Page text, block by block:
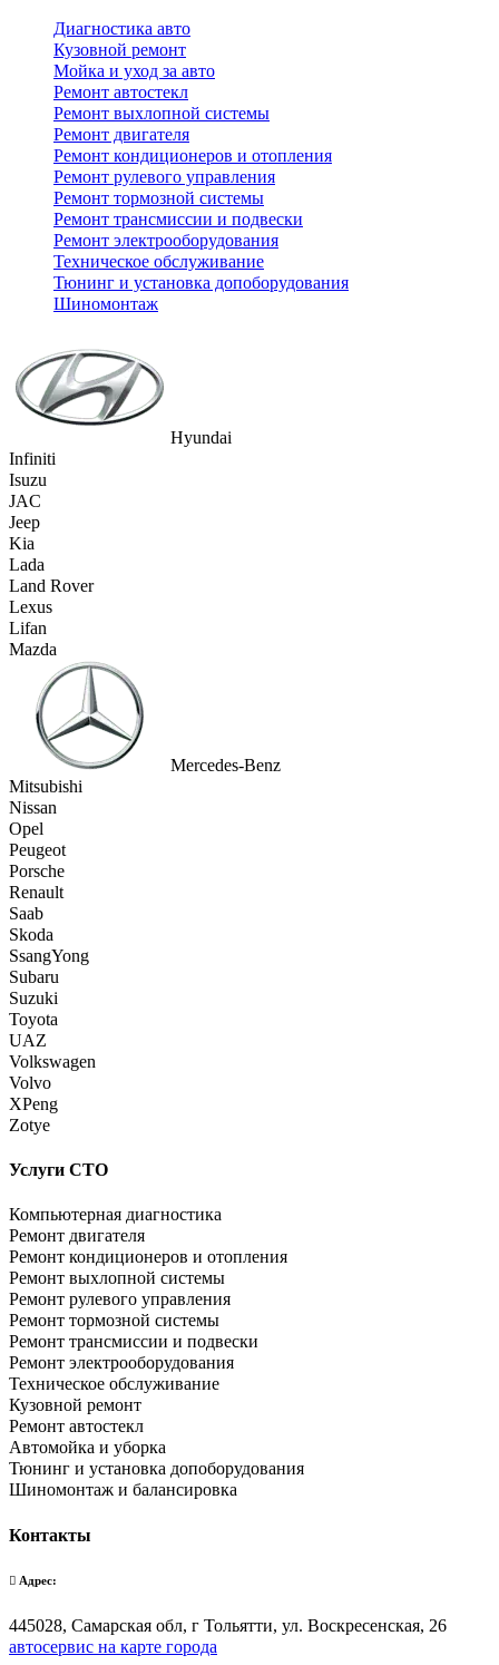
Диагностика авто
Кузовной ремонт
Мойка и уход за авто
Ремонт автостекл
Ремонт выхлопной системы
Ремонт двигателя
Ремонт кондиционеров и отопления
Ремонт рулевого управления
Ремонт тормозной системы
Ремонт трансмиссии и подвески
Ремонт электрооборудования
Техническое обслуживание
Тюнинг и установка допоборудования
Шиномонтаж
Hyundai
Infiniti
Isuzu
JAC
Jeep
Kia
Lada
Land Rover
Lexus
Lifan
Mazda
Mercedes-Benz
Mitsubishi
Nissan
Opel
Peugeot
Porsche
Renault
Saab
Skoda
SsangYong
Subaru
Suzuki
Toyota
UAZ
Volkswagen
Volvo
XPeng
Zotye
Услуги СТО
Компьютерная диагностика
Ремонт двигателя
Ремонт кондиционеров и отопления
Ремонт выхлопной системы
Ремонт рулевого управления
Ремонт тормозной системы
Ремонт трансмиссии и подвески
Ремонт электрооборудования
Техническое обслуживание
Кузовной ремонт
Ремонт автостекл
Автомойка и уборка
Тюнинг и установка допоборудования
Шиномонтаж и балансировка
Контакты
Адрес:
445028, Самарская обл, г Тольятти, ул. Воскресенская, 26
автосервис на карте города